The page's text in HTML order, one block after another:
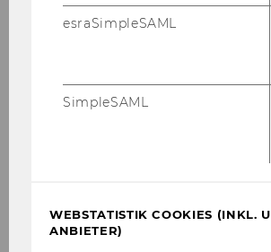
esraSimpleSAML
SimpleSAML
WEBSTATISTIK COOKIES (INKL.
ANBIETER)